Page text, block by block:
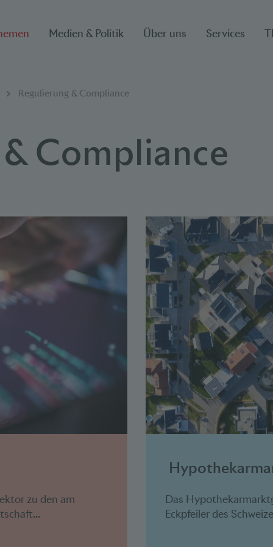
Medien & Politik Über uns Services
Regulierung & Compliance
Compliance
zu den am
Das
Eckpfeiler des